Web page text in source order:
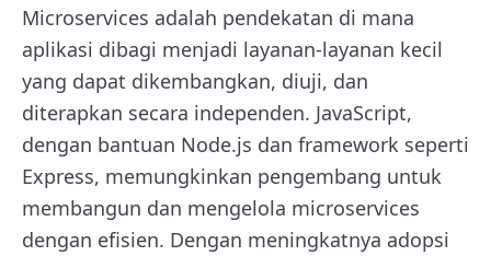
Microservices adalah pendekatan di mana
aplikasi dibagi menjadi layanan-layanan kecil
yang dapat dikembangkan, diuji, dan
diterapkan secara independen. JavaScript,
dengan bantuan Node.js dan framework seperti
Express, memungkinkan pengembang untuk
membangun dan mengelola microservices
dengan efisien. Dengan meningkatnya adopsi